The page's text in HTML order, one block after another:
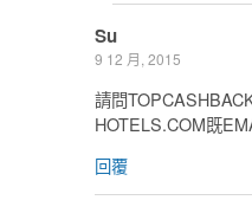
Su
9 12 月, 2015
請問
HOTELS.COM既
回覆